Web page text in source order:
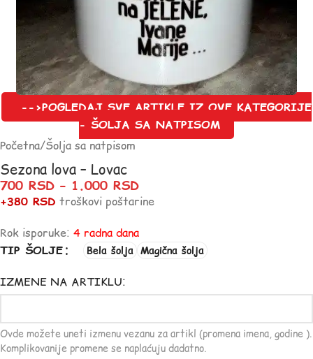
-->POGLEDAJ SVE ARTIKLE IZ OVE KATEGORIJE
- ŠOLJA SA NATPISOM
Početna/Šolja sa natpisom
Sezona lova – Lovac
700 RSD – 1.000 RSD
+380 RSD troškovi poštarine
Rok isporuke: 4 radna dana
TIP ŠOLJE
Bela šolja Magična šolja
IZMENE NA ARTIKLU:
Ovde možete uneti izmenu vezanu za artikl (promena imena, godine ).
Komplikovanije promene se naplaćuju dadatno.